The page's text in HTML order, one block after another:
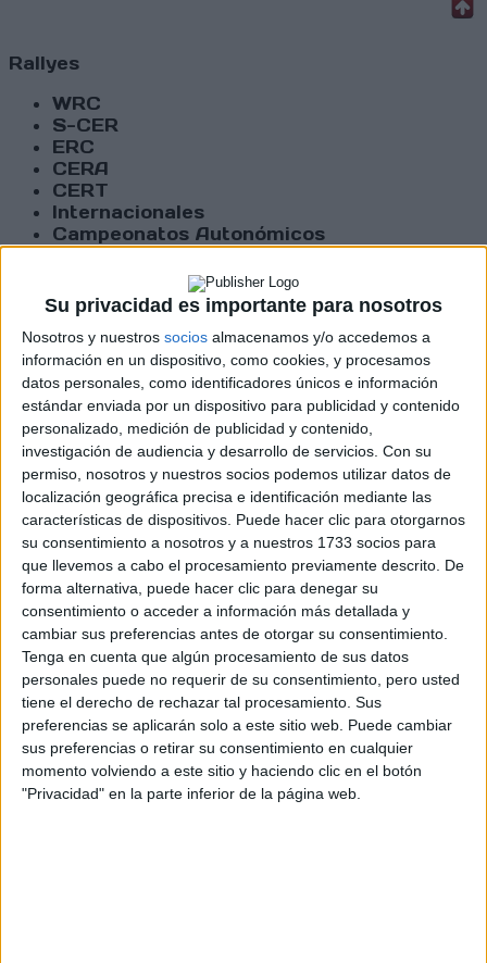
Su privacidad es importante para nosotros
Nosotros y nuestros socios almacenamos y/o accedemos a
información en un dispositivo, como cookies, y procesamos
datos personales, como identificadores únicos e información
estándar enviada por un dispositivo para publicidad y contenido
personalizado, medición de publicidad y contenido,
investigación de audiencia y desarrollo de servicios. Con su
permiso, nosotros y nuestros socios podemos utilizar datos de
localización geográfica precisa e identificación mediante las
características de dispositivos. Puede hacer clic para otorgarnos
su consentimiento a nosotros y a nuestros 1733 socios para
que llevemos a cabo el procesamiento previamente descrito. De
forma alternativa, puede hacer clic para denegar su
consentimiento o acceder a información más detallada y
cambiar sus preferencias antes de otorgar su consentimiento.
Tenga en cuenta que algún procesamiento de sus datos
personales puede no requerir de su consentimiento, pero usted
tiene el derecho de rechazar tal procesamiento. Sus
preferencias se aplicarán solo a este sitio web. Puede cambiar
sus preferencias o retirar su consentimiento en cualquier
momento volviendo a este sitio y haciendo clic en el botón
"Privacidad" en la parte inferior de la página web.
Rallyes
WRC
S-CER
ERC
CERA
CERT
Internacionales
Campeonatos Autonómicos
RallyCross
Circuitos
F1
Fórmula E
F2 / F3 / F4
Resistencia
Indycar
Otros
Producto
Producto
Web pensada para poder ofrecer diferentes
productos propios y ajenos para que los
aficionados los puedan adquirir
Divulgación
Dossier
Webs
Comunicados